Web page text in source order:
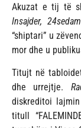
Akuzat e tij të
Insajder,
“shiptari” u
mor dhe u
Titujt në
dhe urrejtje.
diskreditoi
titull